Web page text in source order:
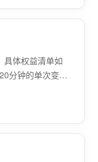
具体权益清单如
分钟的单次变声
变声 会员用